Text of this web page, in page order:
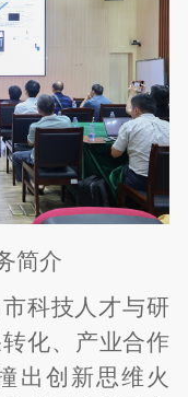
简介
科技人才与研
化、产业合作
出创新思维火